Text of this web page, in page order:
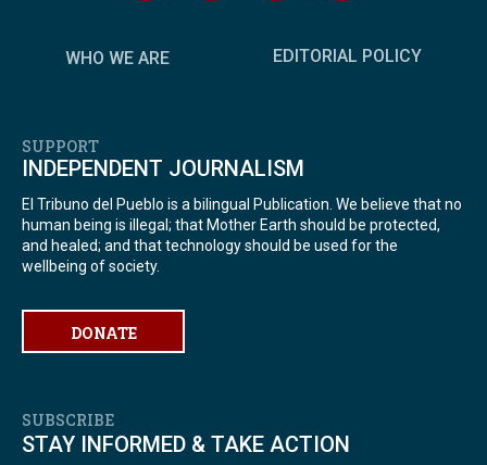
WHO WE ARE EDITORIAL POLICY
SUPPORT
INDEPENDENT JOURNALISM
El Tribuno del Pueblo is a bilingual Publication. We believe that no
human being is illegal; that Mother Earth should be protected,
and healed; and that technology should be used for the
wellbeing of society.
DONATE
SUBSCRIBE
STAY INFORMED & TAKE ACTION